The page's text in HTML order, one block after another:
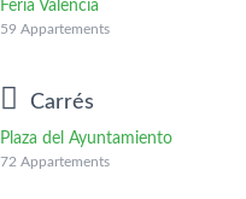
Feria Valencia
59 Appartements
Carrés
Plaza del Ayuntamiento
72 Appartements